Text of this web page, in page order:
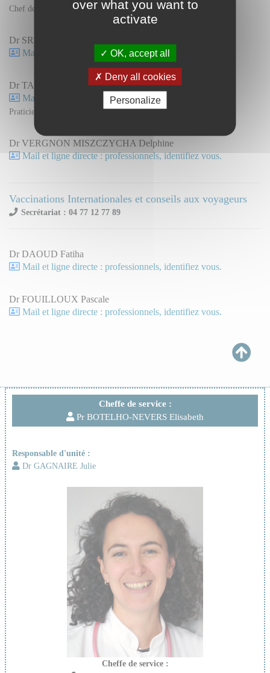
Cheffe de service :
Pr BOTELHO-NEVERS Elisabeth
Responsable d'unité :
Dr GAGNAIRE Julie
Cheffe de service :
Chef de Clinique Assistant
Dr SREIRI Nour El Houda
Mail et ligne directe : professionnels, identifiez vous.
Dr TAMISIER Norbert
Mail et ligne directe : professionnels, identifiez vous.
Praticien contractuel.
Dr VERGNON MISZCZYCHA Delphine
Mail et ligne directe : professionnels, identifiez vous.
Vaccinations Internationales et conseils aux voyageurs
Secrétariat : 04 77 12 77 89
Dr DAOUD Fatiha
Mail et ligne directe : professionnels, identifiez vous.
Dr FOUILLOUX Pascale
Mail et ligne directe : professionnels, identifiez vous.
over what you want to
activate
OK, accept all
Deny all cookies
Personalize